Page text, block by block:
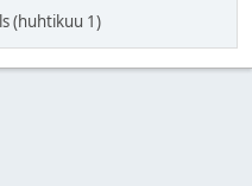
(huhtikuu 1)